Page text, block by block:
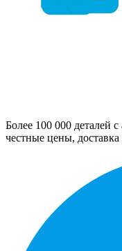
Более 100 000 деталей
честные цены,